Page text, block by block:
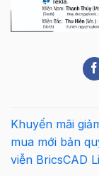
Khuyến mãi
mua mới bản
viễn BricsCAD